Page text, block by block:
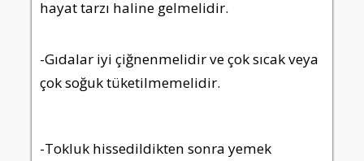
hayat tarzı haline gelmelidir.
-Gıdalar iyi çiğnenmelidir ve çok sıcak veya
çok soğuk tüketilmemelidir.
-Tokluk hissedildikten sonra yemek